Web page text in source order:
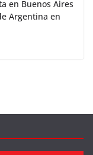
en Buenos Aires
Argentina en